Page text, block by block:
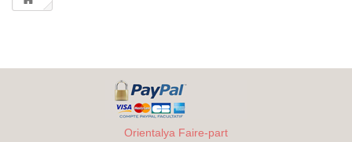
Orientalya Faire-part